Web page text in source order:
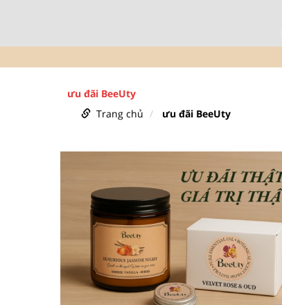
ưu đãi BeeUty
Trang chủ
ưu đãi BeeUty